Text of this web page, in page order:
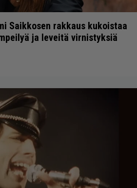
Saikkosen rakkaus kukoistaa
ja leveitä virnistyksiä